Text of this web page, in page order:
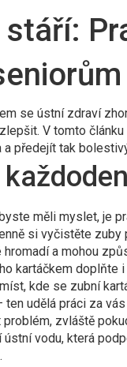
stáří:
se ústní zdraví
V tomto
a předejít tak
měli myslet, je
si vyčistěte
a mohou
kartáčkem doplňte
kde se zubní
udělá práci za
zvláště
vodu, která